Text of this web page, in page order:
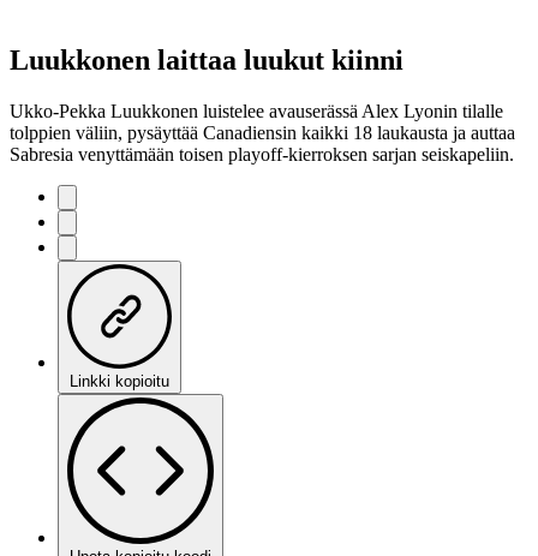
Luukkonen laittaa luukut kiinni
Ukko-Pekka Luukkonen luistelee avauserässä Alex Lyonin tilalle
tolppien väliin, pysäyttää Canadiensin kaikki 18 laukausta ja auttaa
Sabresia venyttämään toisen playoff-kierroksen sarjan seiskapeliin.
Linkki kopioitu